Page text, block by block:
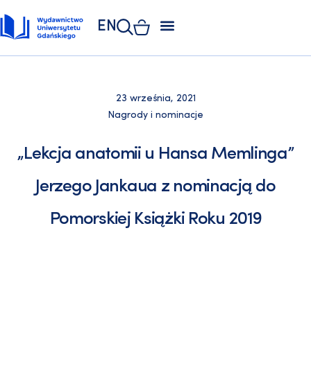
EN
23 września, 2021
Nagrody i nominacje
„Lekcja anatomii u Hansa Memlinga”
Jerzego Jankaua z nominacją do
Pomorskiej Książki Roku 2019